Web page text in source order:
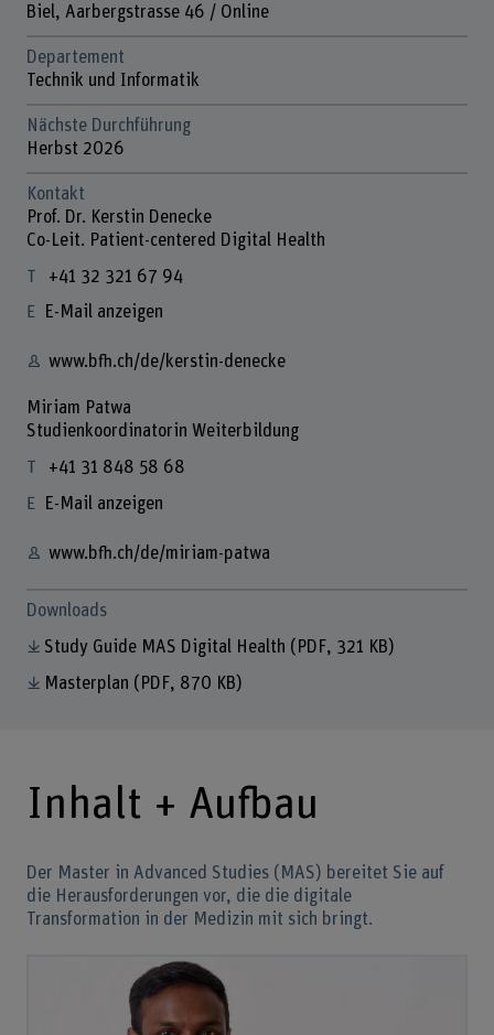
Biel, Aarbergstrasse 46 / Online
Departement
Technik und Informatik
Nächste Durchführung
Herbst 2026
Kontakt
Prof. Dr. Kerstin Denecke
Co-Leit. Patient-centered Digital Health
+41 32 321 67 94
E-Mail anzeigen
www.bfh.ch/de/kerstin-denecke
Miriam Patwa
Studienkoordinatorin Weiterbildung
+41 31 848 58 68
E-Mail anzeigen
www.bfh.ch/de/miriam-patwa
Downloads
Study Guide MAS Digital Health (PDF, 321 KB)
Masterplan (PDF, 870 KB)
Inhalt + Aufbau
Der Master in Advanced Studies (MAS) bereitet Sie auf
die Herausforderungen vor, die die digitale
Transformation in der Medizin mit sich bringt.